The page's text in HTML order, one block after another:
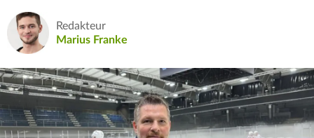
Redakteur
Marius Franke